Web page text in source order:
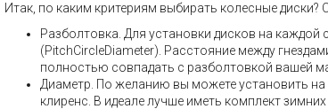
Итак, по каким критериям выбирать колесные
Разболтовка. Для установки дисков на каждой
(PitchCircleDiameter). Расстояние между
полностью совпадать с разболтовкой вашей
Диаметр. По желанию вы можете установить на
клиренс. В идеале лучше иметь комплект